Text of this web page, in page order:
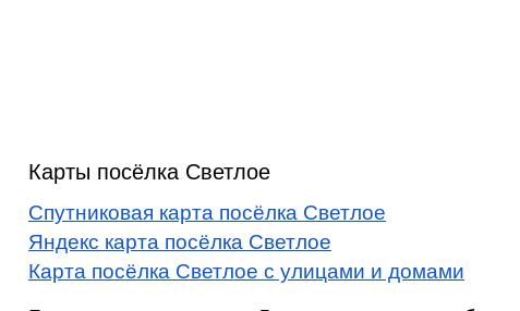
Карты посёлка Светлое
Спутниковая карта посёлка Светлое
Яндекс карта посёлка Светлое
Карта посёлка Светлое с улицами и домами